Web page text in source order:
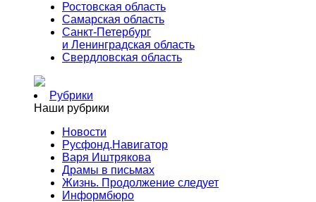
Ростовская область
Самарская область
Санкт-Петербург
и Ленинградская область
Свердловская область
Рубрики
Наши рубрики
Новости
Русфонд.Навигатор
Варя Иштрякова
Драмы в письмах
Жизнь. Продолжение следует
Информбюро